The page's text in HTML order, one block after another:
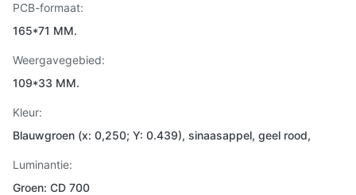
PCB-formaat:
165*71 MM.
Weergavegebied:
109*33 MM.
Kleur:
Blauwgroen (x: 0,250; Y: 0.439), sinaasappel, geel rood,
Luminantie:
Groen: CD 700